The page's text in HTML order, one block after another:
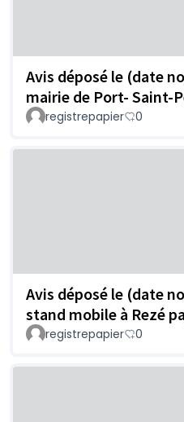
Avis déposé le (date
mairie de Port- Saint-
registrepapier 0
Avis déposé le (date
stand mobile à Rezé
registrepapier 0